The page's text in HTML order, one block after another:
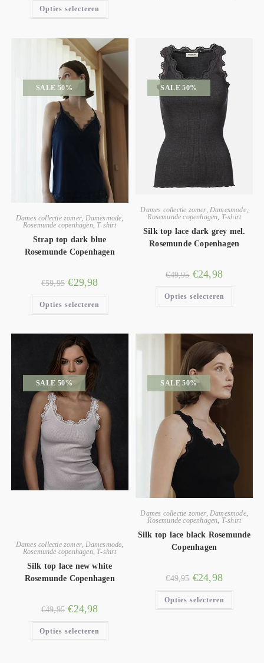
Opties selecteren
SALE 50%
Dames collectie zomer, Damesmode
Rosemunde copenhagen, T-shirt
Strap top dark blue
Rosemunde Copenhagen
€59,95 €29,98
Opties selecteren
SALE 50%
Dames collectie zomer,Damesmode,
Rosemunde copenhagen, T-shirt
Silk top lace dark grey mel.
Rosemunde Copenhagen
€49,95 €24,98
Opties selecteren
SALE 50%
Dames collectie zomer, Damesmode,
Rosemunde copenhagen, T-shirt
Silk top lace new white
Rosemunde Copenhagen
€49,95 €24,98
Opties selecteren
SALE 50%
Dames collectie zomer, Damesmode,
Rosemunde copenhagen T-shirt
Silk top lace black Rosemunde
Copenhagen
€49,95 €24,98
Opties selecteren